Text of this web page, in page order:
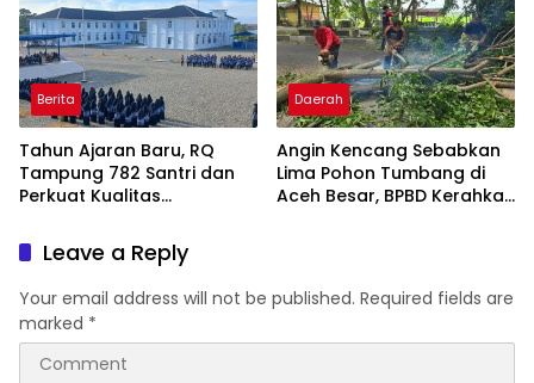
Berita
Tahun Ajaran Baru, RQ
Tampung 782 Santri dan
Perkuat Kualitas
Daerah
Angin Kencang Sebabkan
Lima Pohon Tumbang di
Aceh Besar, BPBD Kerahkan
Leave a Reply
Your email address will not be published. Required fields are
marked *